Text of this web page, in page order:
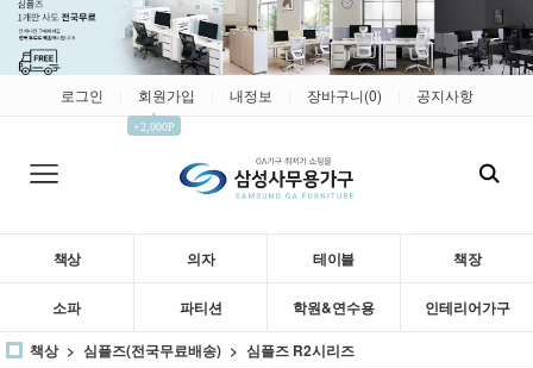
로그인 회원가입
▲
+2,000P
내정보 장바구니(0) 공지사항
책상 의자 테이블 책장
소파 파티션 학원&연수용
인테리어가구
책상
심플즈(전국무료배송) 심플즈 R2시리즈